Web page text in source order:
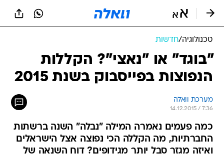
טכנולוגיה/חדשות
"בוגד" או "נאצי"? הקללות
הנפוצות בפייסבוק בשנת 2015
מערכת וואלה
14.12.2015 / 7:36
כמה פעמים נאמרה המילה "נבלה" השנה ברשתות
החברתיות, מה הקללה הכי נפוצה אצל הישראלים
ואיזה מגזר סבל יותר מגידופים? דוח השנאה של